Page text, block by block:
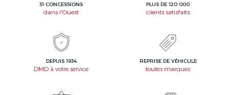
31 CONCESSIONS
dans l'Ouest
PLUS DE 120 000
clients satisfaits
DEPUIS 1934
DMD à votre service
REPRISE DE VÉHICULE
toutes marques